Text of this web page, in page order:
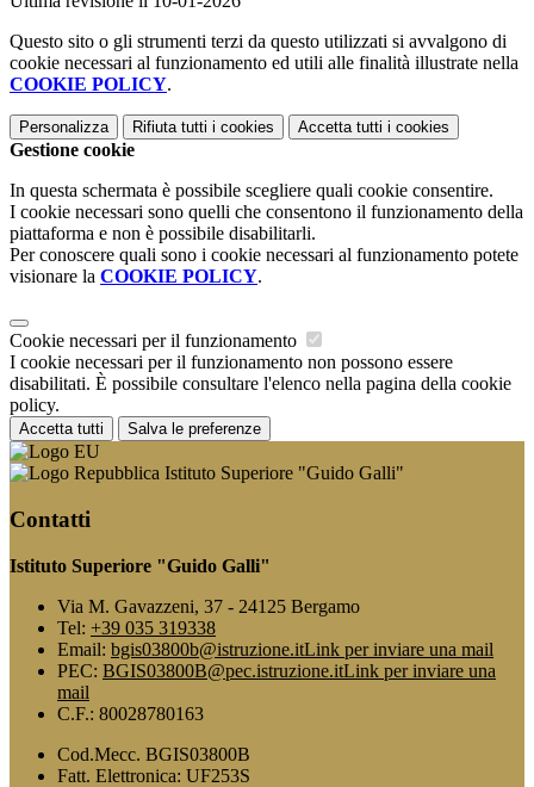
Questo sito o gli strumenti terzi da questo utilizzati si avvalgono di
cookie necessari al funzionamento ed utili alle finalità illustrate nella
COOKIE POLICY.
Personalizza Rifiuta tutti i cookies Accetta tutti i cookies
Gestione cookie
In questa schermata è possibile scegliere quali cookie consentire.
I cookie necessari sono quelli che consentono il funzionamento della
piattaforma e non è possibile disabilitarli.
Per conoscere quali sono i cookie necessari al funzionamento potete
visionare la COOKIE POLICY.
Cookie necessari per il funzionamento
I cookie necessari per il funzionamento non possono essere
disabilitati. È possibile consultare l'elenco nella pagina della cookie
policy.
Accetta tutti Salva le preferenze
Istituto Superiore "Guido Galli"
Contatti
Istituto Superiore "Guido Galli"
Via M. Gavazzeni, 37 - 24125 Bergamo
Tel: +39 035 319338
Email: bgis03800b@istruzione.itLink per inviare una mail
PEC: BGIS03800B@pec.istruzione.itLink per inviare una
mail
C.F.: 80028780163
Cod.Mecc. BGIS03800B
Fatt. Elettronica: UF253S